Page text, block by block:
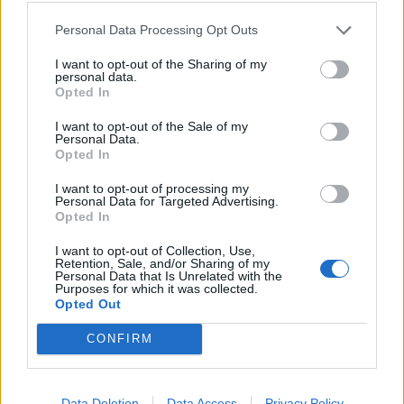
Personal Data Processing Opt Outs
I want to opt-out of the Sharing of my
personal data.
Opted In
I want to opt-out of the Sale of my
Personal Data.
Opted In
I want to opt-out of processing my
Personal Data for Targeted Advertising.
Opted In
I want to opt-out of Collection, Use,
Retention, Sale, and/or Sharing of my
Personal Data that Is Unrelated with the
Purposes for which it was collected.
Opted Out
CONFIRM
ΤΕΛΕΥΤΑΙΕΣ ΕΙΔΗΣΕΙΣ